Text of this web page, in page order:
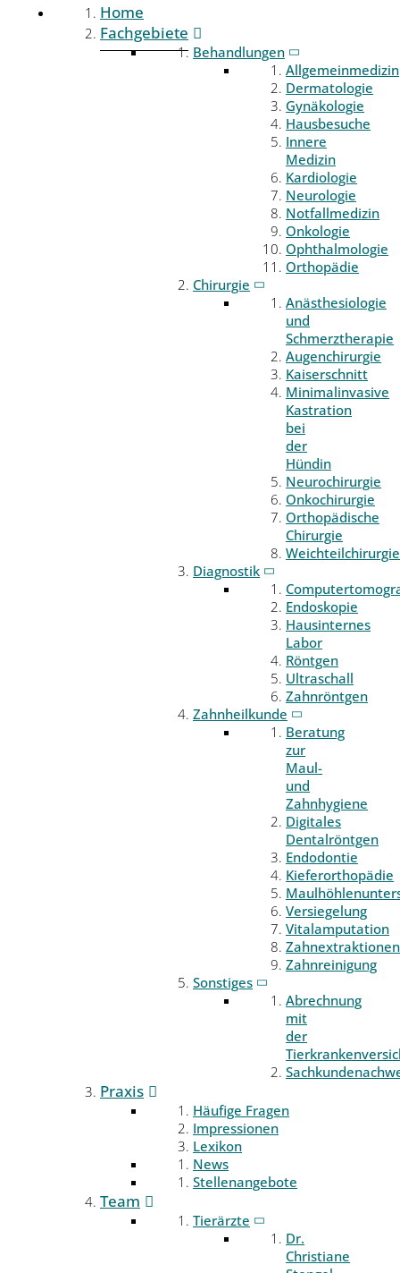
Home
Fachgebiete
Behandlungen
Allgemeinmedizin
Dermatologie
Gynäkologie
Hausbesuche
Innere
Medizin
Kardiologie
Neurologie
Notfallmedizin
Onkologie
Ophthalmologie
Orthopädie
Chirurgie
Anästhesiologie
und
Schmerztherapie
Augenchirurgie
Kaiserschnitt
Minimalinvasive
Kastration
bei
der
Hündin
Neurochirurgie
Onkochirurgie
Orthopädische
Chirurgie
Weichteilchirurgie
Diagnostik
Endoskopie
Hausinternes
Labor
Röntgen
Ultraschall
Zahnröntgen
Zahnheilkunde
Beratung
zur
Maul-
und
Zahnhygiene
Digitales
Dentalröntgen
Endodontie
Kieferorthopädie
Versiegelung
Vitalamputation
Zahnextraktionen
Zahnreinigung
Sonstiges
Abrechnung
mit
der
Praxis
Häufige Fragen
Impressionen
Lexikon
News
Stellenangebote
Team
Tierärzte
Dr.
Christiane